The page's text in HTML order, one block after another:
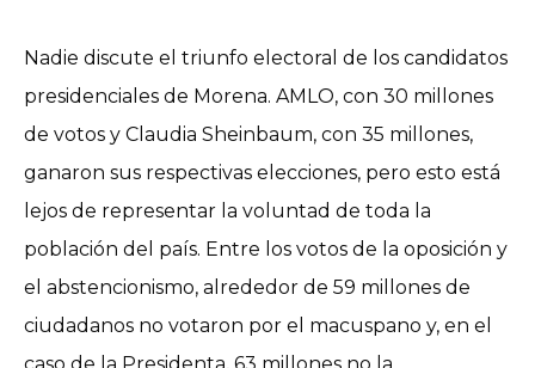
Nadie discute el triunfo electoral de los candidatos
presidenciales de Morena. AMLO, con 30 millones
de votos y Claudia Sheinbaum, con 35 millones,
ganaron sus respectivas elecciones, pero esto está
lejos de representar la voluntad de toda la
población del país. Entre los votos de la oposición y
el abstencionismo, alrededor de 59 millones de
ciudadanos no votaron por el macuspano y, en el